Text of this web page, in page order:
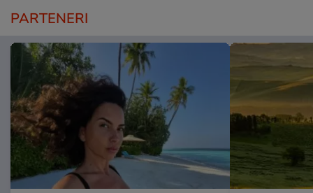
PARTENERI